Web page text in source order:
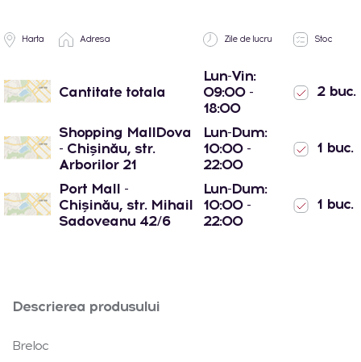
Harta Adresa Zile de lucru Stoc
Cantitate totala
Lun-Vin:
09:00 -
18:00
2 buc.
Shopping MallDova
- Chișinău, str.
Arborilor 21
Lun-Dum:
10:00 -
22:00
1 buc.
Port Mall -
Chișinău, str. Mihail
Sadoveanu 42/6
Lun-Dum:
10:00 -
22:00
1 buc.
Descrierea produsului
Breloc